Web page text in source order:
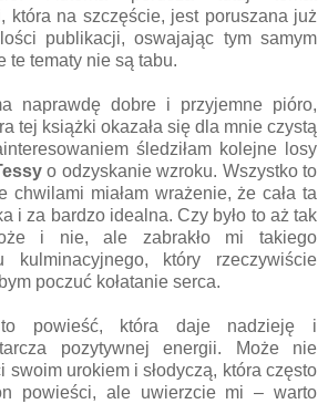
która na szczęście, jest poruszana już
publikacji, oswajając tym samym
te tematy nie są tabu.
naprawdę dobre i przyjemne pióro,
tej książki okazała się dla mnie czystą
śledziłam kolejne losy
o odzyskanie wzroku. Wszystko to
chwilami miałam wrażenie, że cała ta
i za bardzo idealna. Czy było to aż tak
i nie, ale zabrakło mi takiego
kulminacyjnego, który rzeczywiście
poczuć kołatanie serca.
powieść, która daje nadzieję i
pozytywnej energii. Może nie
swoim urokiem i słodyczą, która często
powieści, ale uwierzcie mi – warto